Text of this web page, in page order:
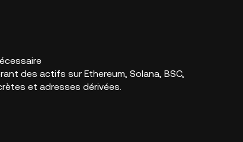
des actifs sur Ethereum, Solana, BSC,
et adresses dérivées.